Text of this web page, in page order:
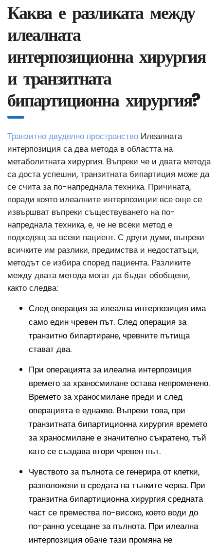
Каква е разликата между
илеалната
интерпозиционна хирургия
и транзитната
бипартиционна хирургия?
Транзитно двуделно пространство Илеалната
интерпозиция са два метода в областта на
метаболитната хирургия. Въпреки че и двата метода
са доста успешни, транзитната бипартиция може да
се счита за по-напреднала техника. Причината,
поради която илеалните интерпозиции все още се
извършват въпреки съществуването на по-
напреднала техника, е, че не всеки метод е
подходящ за всеки пациент. С други думи, въпреки
всичките им разлики, предимства и недостатъци,
методът се избира според пациента. Разликите
между двата метода могат да бъдат обобщени,
както следва:
След операция за илеална интерпозиция има
само един чревен път. След операция за
транзитно бипартиране, чревните пътища
стават два.
При операцията за илеална интерпозиция
времето за храносмилане остава непроменено.
Времето за храносмилане преди и след
операцията е еднакво. Въпреки това, при
транзитната бипартиционна хирургия времето
за храносмилане е значително съкратено, тъй
като се създава втори чревен път.
Чувството за пълнота се генерира от клетки,
разположени в средата на тънките черва. При
транзитна бипартиционна хирургия средната
част се премества по-високо, което води до
по-ранно усещане за пълнота. При илеална
интерпозиция обаче тази промяна не